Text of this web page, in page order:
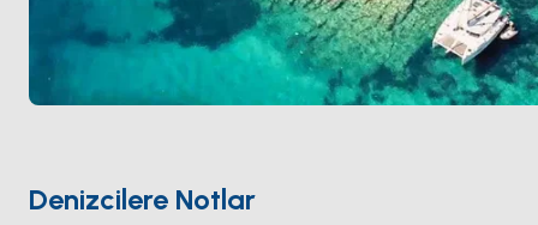
Denizcilere Notlar